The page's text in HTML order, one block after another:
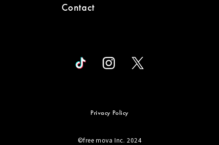
Contact
Privacy Policy
©︎free mova Inc. 2024